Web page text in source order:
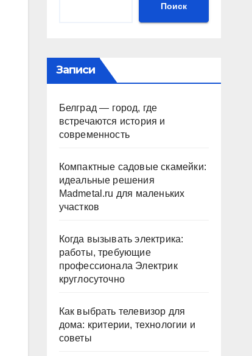
Поиск
Записи
Белград — город, где
встречаются история и
современность
Компактные садовые скамейки:
идеальные решения
Madmetal.ru для маленьких
участков
Когда вызывать электрика:
работы, требующие
профессионала Электрик
круглосуточно
Как выбрать телевизор для
дома: критерии, технологии и
советы